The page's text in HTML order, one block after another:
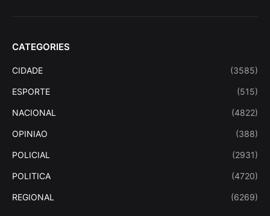
CATEGORIES
CIDADE (3585)
ESPORTE (515)
NACIONAL (4822)
OPINIAO (388)
POLICIAL (2931)
POLITICA (4720)
REGIONAL (6269)